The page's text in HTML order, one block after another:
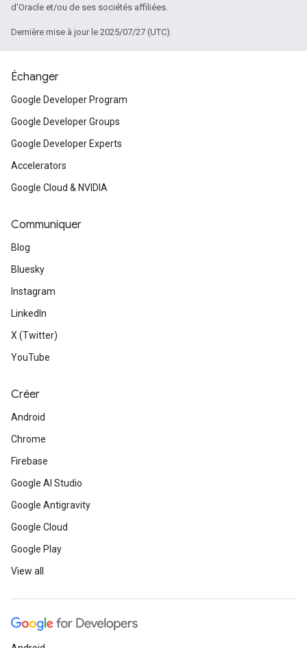
d'Oracle et/ou de ses sociétés affiliées.
Dernière mise à jour le 2025/07/27 (UTC).
Échanger
Google Developer Program
Google Developer Groups
Google Developer Experts
Accelerators
Google Cloud & NVIDIA
Communiquer
Blog
Bluesky
Instagram
LinkedIn
X (Twitter)
YouTube
Créer
Android
Chrome
Firebase
Google AI Studio
Google Antigravity
Google Cloud
Google Play
View all